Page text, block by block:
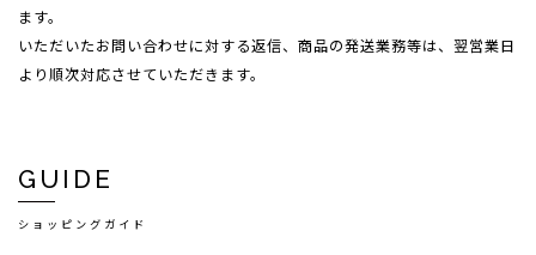
ます。
いただいたお問い合わせに対する返信、商品の発送業務等は、翌営業日
より順次対応させていただきます。
GUIDE
ショッピングガイド